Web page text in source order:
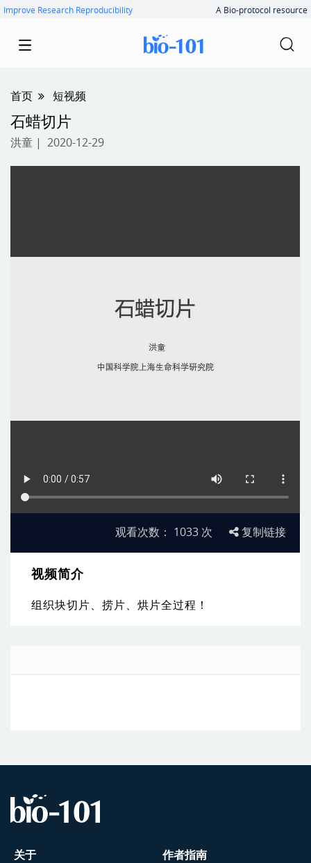
Improve Research Reproducibility A Bio-protocol resource
首页 短视频
石蜡切片
洪童 | 2020-12-29
观看次数： 1033 次 复制链接
视频简介
组织块切片、捞片、烘片全过程！
关于 作者指南